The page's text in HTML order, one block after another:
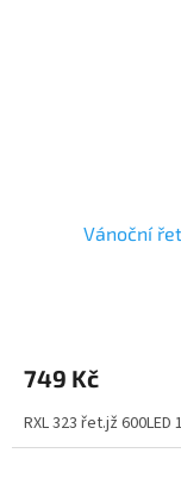
Vánoční
749 Kč
RXL 323 řet.jž 600LED